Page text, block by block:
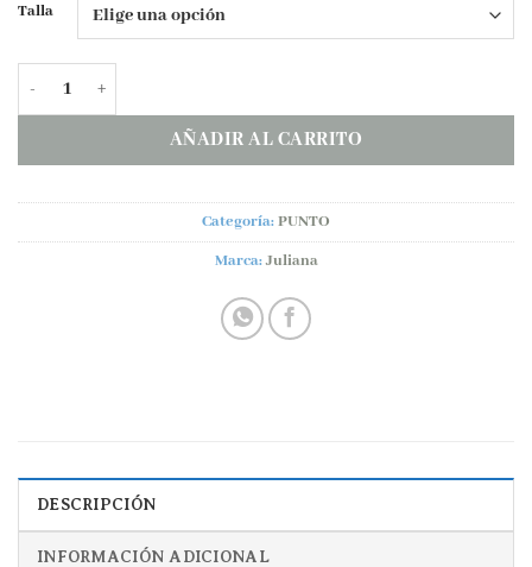
era:
es:
Talla
AÑADIR AL CARRITO
Categoría:PUNTO
Marca:Juliana
DESCRIPCIÓN
INFORMACIÓN ADICIONAL